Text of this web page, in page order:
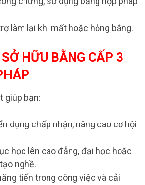
làm lại khi mất hoặc hỏng bằng.
HỮU BẰNG CẤP 3
giúp bạn:
dụng chấp nhận, nâng cao cơ hội
học lên cao đẳng, đại học hoặc
nghề.
tiến trong công việc và cải